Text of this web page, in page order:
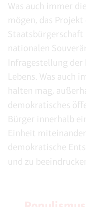
Was auch immer
mögen, das
Staatsbürgerschaft
nationalen
Infragestellung
Lebens. Was auch
halten mag,
demokratisches
Bürger innerhalb
Einheit
demokratische
und zu